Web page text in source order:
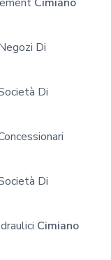
Di
Di
Di
Cimiano